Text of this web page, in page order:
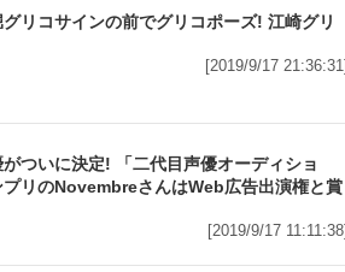
リコサインの前でグリコポーズ! 江崎グリ
[2019/9/17 21:36:31]
がついに決定! 「二代目声優オーディショ
プリのNovembreさんはWeb広告出演権と賞
[2019/9/17 11:11:38]